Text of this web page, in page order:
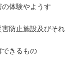
の体験やようす
害防止施設及びそれ
できるもの